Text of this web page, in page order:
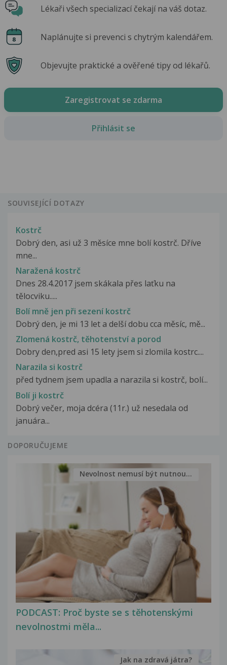
Lékaři všech specializací čekají na váš dotaz.
Naplánujte si prevenci s chytrým kalendářem.
Objevujte praktické a ověřené tipy od lékařů.
Zaregistrovat se zdarma
Přihlásit se
SOUVISEJÍCÍ DOTAZY
Kostrč
Dobrý den, asi už 3 měsíce mne bolí kostrč. Dříve
mne...
Naražená kostrč
Dnes 28.4.2017 jsem skákala přes laťku na
tělocviku.....
Bolí mně jen při sezení kostrč
Dobrý den, je mi 13 let a delší dobu cca měsíc, mě...
Zlomená kostrč, těhotenství a porod
Dobry den,pred asi 15 lety jsem si zlomila kostrc....
Narazila si kostrč
před tydnem jsem upadla a narazila si kostrč, bolí...
Bolí ji kostrč
Dobrý večer, moja dcéra (11r.) už nesedala od
januára...
DOPORUČUJEME
PODCAST: Proč byste se s těhotenskými
nevolnostmi měla...
Nevolnost nemusí být nutnou...
Jak na zdravá játra?